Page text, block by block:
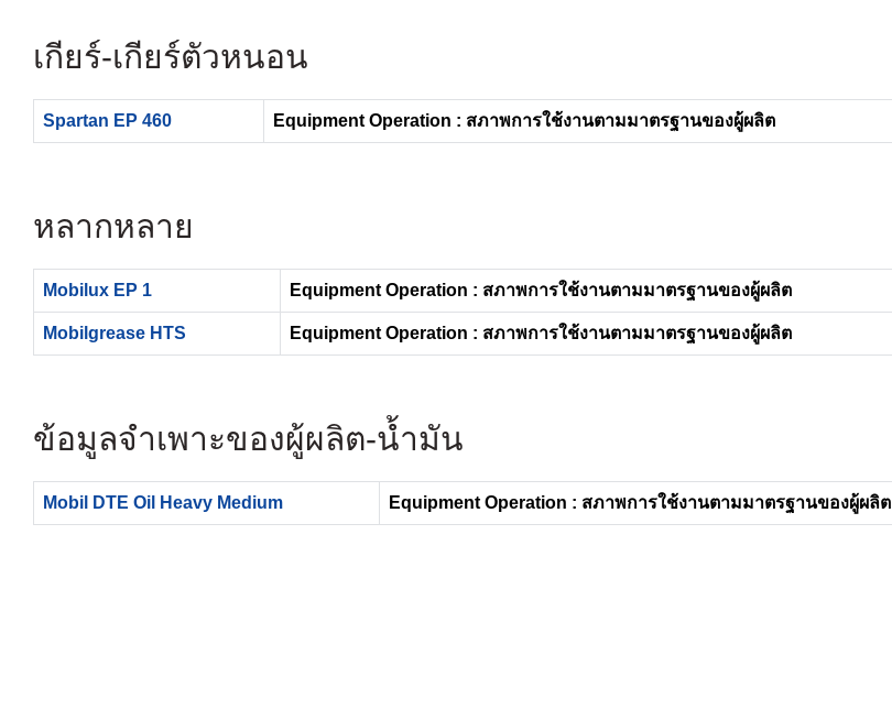
เกียร์-เกียร์ตัวหนอน
Spartan EP 460 Equipment Operation : สภาพการใช้งานตามมาตรฐานของผู้ผลิต
หลากหลาย
Mobilux EP 1 Equipment Operation : สภาพการใช้งานตามมาตรฐานของผู้ผลิต
Mobilgrease HTS Equipment Operation : สภาพการใช้งานตามมาตรฐานของผู้ผลิต
ข้อมูลจำเพาะของผู้ผลิต-น้ำมัน
Mobil DTE Oil Heavy Medium Equipment Operation : สภาพการใช้งานตามมาตรฐานของผู้ผลิต